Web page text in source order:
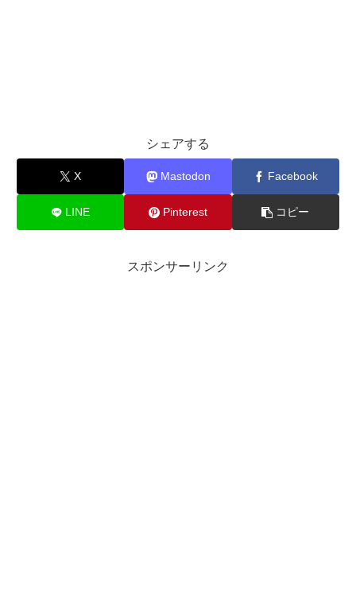
シェアする
X Mastodon Facebook
LINE Pinterest コピー
スポンサーリンク